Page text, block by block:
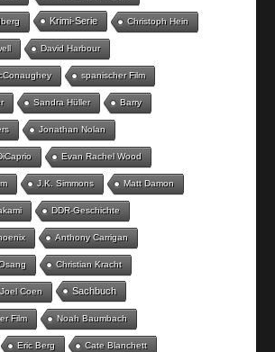
Krimi-Serie Christoph Hein
David Harbour
spanischer Film
Sandra Hüller Barry
Jonathan Nolan
Evan Rachel Wood
J.K. Simmons Matt Damon
DDR-Geschichte
Anthony Carrigan
Christian Kracht
Coen Sachbuch
Film Noah Baumbach
Eric Berg Cate Blanchett